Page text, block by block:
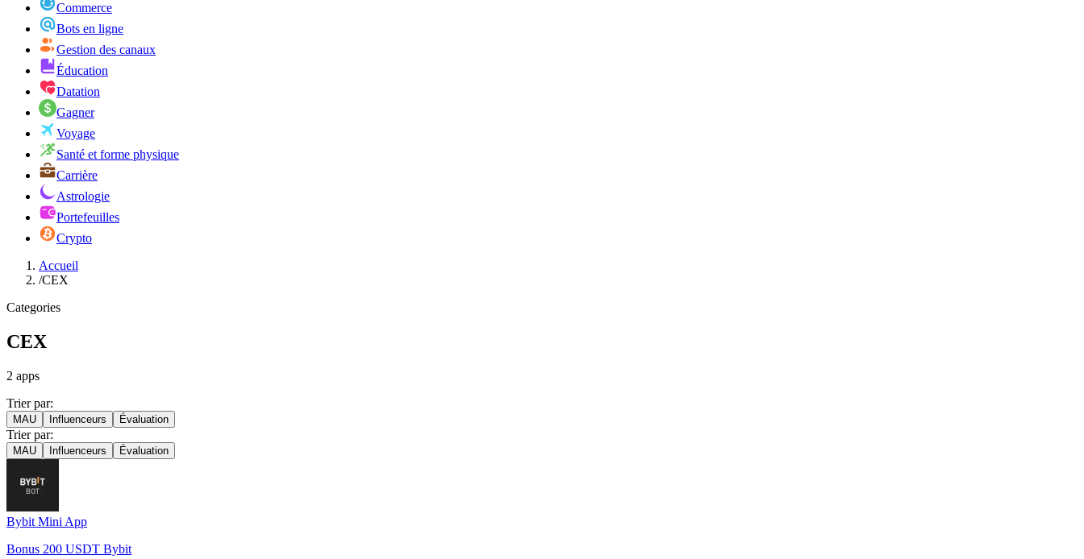
Commerce
Bots en ligne
Gestion des canaux
Éducation
Datation
Gagner
Voyage
Santé et forme physique
Carrière
Astrologie
Portefeuilles
Crypto
Accueil
/CEX
Categories
CEX
2 apps
Trier par:
MAU Influenceurs Évaluation
Trier par:
MAU Influenceurs Évaluation
Bybit Mini App
Bonus 200 USDT Bybit